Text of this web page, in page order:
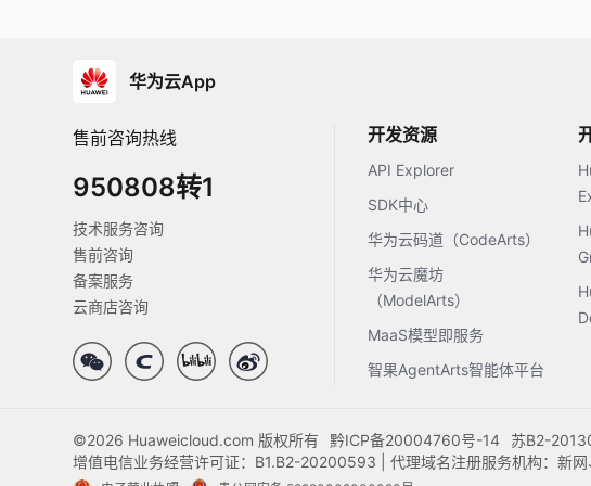
华为云App
售前咨询热线
950808转1
技术服务咨询
售前咨询
备案服务
云商店咨询
开发资源
API Explorer
SDK中心
华为云码道（CodeArts）
华为云魔坊
（ModelArts）
MaaS模型即服务
智果AgentArts智能体平台
©2026 Huaweicloud.com 版权所有 黔ICP备20004760号-14 苏B2-
增值电信业务经营许可证：B1.B2-20200593 | 代理域名注册服务机构：新网